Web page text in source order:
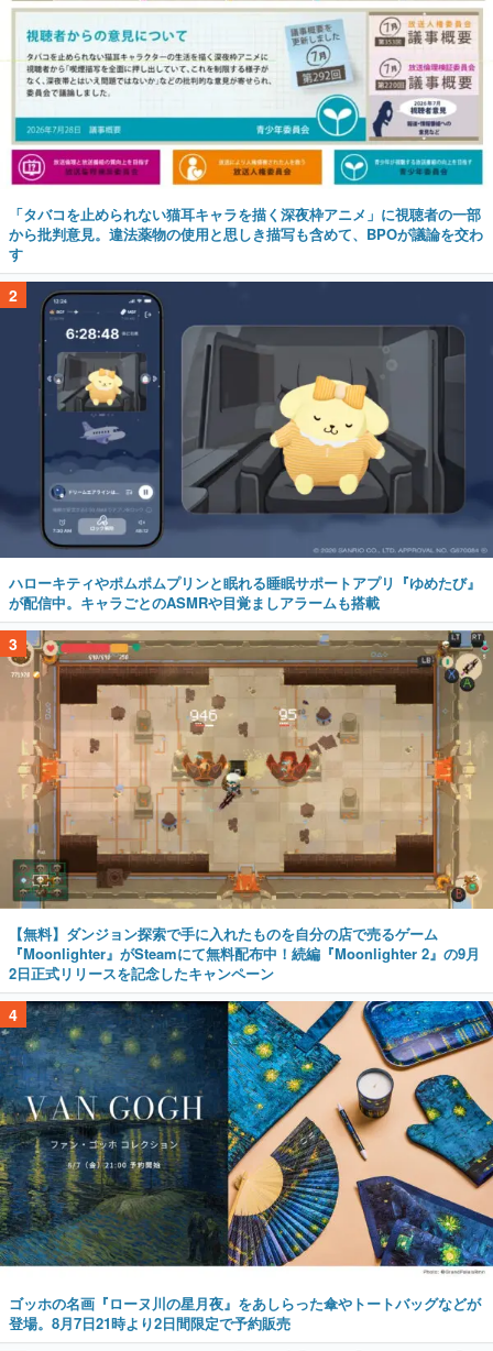
「タバコを止められない猫耳キャラを描く深夜枠アニメ」に視聴者の一部
から批判意見。違法薬物の使用と思しき描写も含めて、BPOが議論を交わ
す
2
ハローキティやポムポムプリンと眠れる睡眠サポートアプリ『ゆめたび』
が配信中。キャラごとのASMRや目覚ましアラームも搭載
3
【無料】ダンジョン探索で手に入れたものを自分の店で売るゲーム
『Moonlighter』がSteamにて無料配布中！続編『Moonlighter 2』の9月
2日正式リリースを記念したキャンペーン
4
ゴッホの名画『ローヌ川の星月夜』をあしらった傘やトートバッグなどが
登場。8月7日21時より2日間限定で予約販売